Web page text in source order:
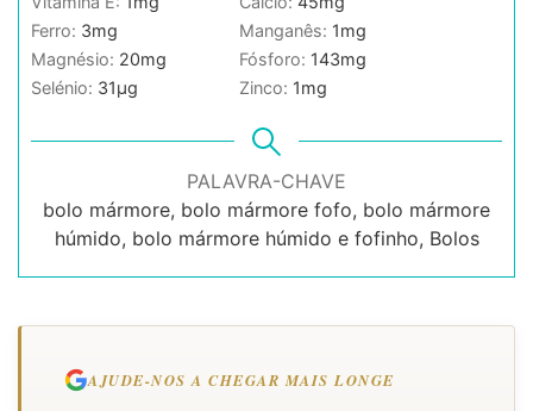
Ferro: 3mg Manganês: 1mg
Magnésio: 20mg Fósforo: 143mg
Selénio: 31µg Zinco: 1mg
PALAVRA-CHAVE
bolo mármore, bolo mármore fofo, bolo mármore
húmido, bolo mármore húmido e fofinho, Bolos
AJUDE-NOS A CHEGAR MAIS LONGE